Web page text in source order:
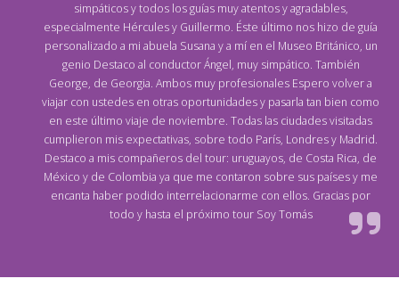
simpáticos y todos los guías muy atentos y agradables,
especialmente Hércules y Guillermo. Éste último nos hizo de guía
personalizado a mi abuela Susana y a mí en el Museo Británico, un
genio Destaco al conductor Ángel, muy simpático. También
George, de Georgia. Ambos muy profesionales Espero volver a
viajar con ustedes en otras oportunidades y pasarla tan bien como
en este último viaje de noviembre. Todas las ciudades visitadas
cumplieron mis expectativas, sobre todo París, Londres y Madrid.
Destaco a mis compañeros del tour: uruguayos, de Costa Rica, de
México y de Colombia ya que me contaron sobre sus países y me
encanta haber podido interrelacionarme con ellos. Gracias por
todo y hasta el próximo tour Soy Tomás